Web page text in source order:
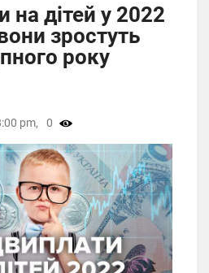
на дітей у 2022
зростуть
року
pm, 0